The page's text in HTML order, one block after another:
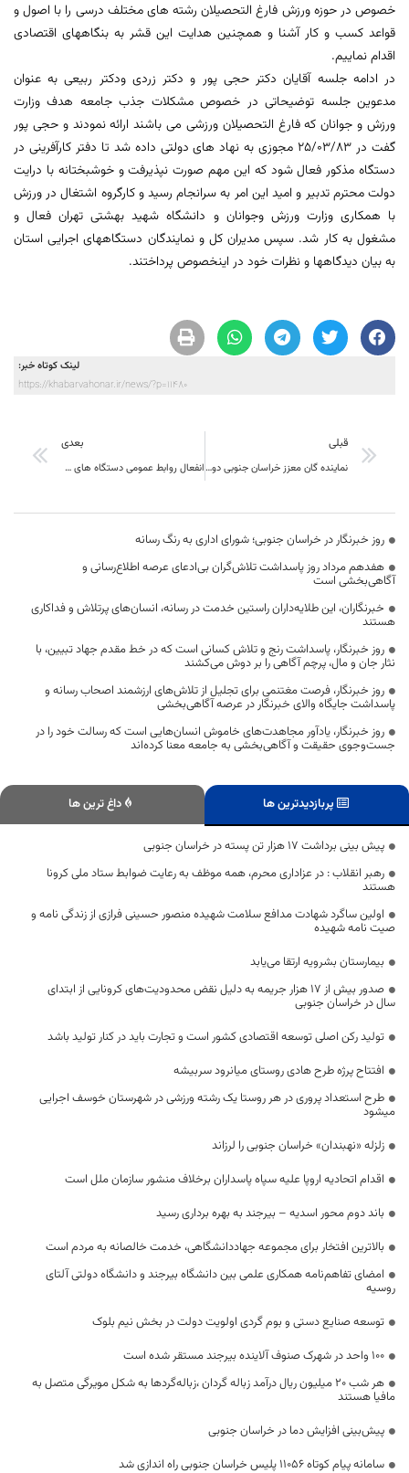
خصوص در حوزه ورزش فارغ التحصیلان رشته های مختلف درسی را با اصول و
قواعد کسب و کار آشنا و همچنین هدایت این قشر به بنگاههای اقتصادی
اقدام نماییم.
در ادامه جلسه آقایان دکتر حجی پور و دکتر زردی ودکتر ربیعی به عنوان
مدعوین جلسه توضیحاتی در خصوص مشکلات جذب جامعه هدف وزارت
ورزش و جوانان که فارغ التحصیلان ورزشی می باشند ارائه نمودند و حجی پور
گفت در 25/03/83 مجوزی به نهاد های دولتی داده شد تا دفتر کارآفرینی در
دستگاه مذکور فعال شود که این مهم صورت نپذیرفت و خوشبختانه با درایت
دولت محترم تدبیر و امید این امر به سرانجام رسید و کارگروه اشتغال در ورزش
با همکاری وزارت ورزش وجوانان و دانشگاه شهید بهشتی تهران فعال و
مشغول به کار شد. سپس مدیران کل و نمایندگان دستگاههای اجرایی استان
به بیان دیدگاهها و نظرات خود در اینخصوص پرداختند.
لینک کوتاه خبر:
https://khabarvahonar.ir/news/?p=11480
قبلی
نماینده گان معزز خراسان جنوبی دولت دکتر روحانی چهار سال دیگر هست ، در کنا ر مردم و نماینده گان دولت باشید نه در مقابل آنها
بعدی
انفعال روابط عمومی دستگاه های دولتی در خراسان جنوبی در معرفی عملکرد دولت
روز خبرنگار در خراسان جنوبی؛ شورای اداری به رنگ رسانه
هفدهم مرداد روز پاسداشت تلاش‌گران بی‌ادعای عرصه اطلاع‌رسانی و
آگاهی‌بخشی است
خبرنگاران، این طلایه‌داران راستین خدمت در رسانه، انسان‌های پرتلاش و فداکاری
هستند
روز خبرنگار، پاسداشت رنج و تلاش کسانی است که در خط مقدم جهاد تبیین، با
نثار جان و مال، پرچم آگاهی را بر دوش می‌کشند
روز خبرنگار، فرصت مغتنمی برای تجلیل از تلاش‌های ارزشمند اصحاب رسانه و
پاسداشت جایگاه والای خبرنگار در عرصه آگاهی‌بخشی
روز خبرنگار، یادآور مجاهدت‌های خاموش انسان‌هایی است که رسالت خود را در
جست‌وجوی حقیقت و آگاهی‌بخشی به جامعه معنا کرده‌اند
پربازدیدترین ها داغ ترین ها
پیش بینی برداشت ۱۷ هزار تن پسته در خراسان جنوبی
رهبر انقلاب : در عزاداری محرم، همه موظف به رعایت ضوابط ستاد ملی کرونا
هستند
اولین ساگرد شهادت مدافع سلامت شهیده منصور حسینی فرازی از زندگی نامه و
صیت نامه شهیده
بیمارستان بشرویه ارتقا می‌یابد
صدور بیش از ۱۷ هزار جریمه به دلیل نقض محدودیت‌های کرونایی از ابتدای
سال در خراسان جنوبی
تولید رکن اصلی توسعه اقتصادی کشور است و تجارت باید در کنار تولید باشد
افتتاح پرژه طرح هادی روستای میانرود سربیشه
طرح استعداد پروری در هر روستا یک رشته ورزشی در شهرستان خوسف اجرایی
میشود
زلزله «نهبندان» خراسان جنوبی را لرزاند
اقدام اتحادیه اروپا علیه سپاه پاسداران برخلاف منشور سازمان ملل است
باند دوم محور اسدیه – بیرجند به بهره برداری رسید
بالاترین افتخار برای مجموعه جهاددانشگاهی، خدمت خالصانه به مردم است
امضای تفاهم‌نامه همکاری علمی بین دانشگاه بیرجند و دانشگاه دولتی آلتای
روسیه
توسعه صنایع دستی و بوم گردی اولویت دولت در بخش نیم بلوک
۱۰۰ واحد در شهرک صنوف آلاینده بیرجند مستقر شده‌ است
هر شب 20 میلیون ریال درآمد زباله گردان ،زباله‌گردها به شکل مویرگی متصل به
مافیا هستند
پیش‌بینی افزایش دما در خراسان جنوبی
سامانه پیام کوتاه 11056 پلیس خراسان جنوبی راه اندازی شد